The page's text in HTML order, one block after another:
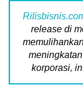
release di
korporasi,